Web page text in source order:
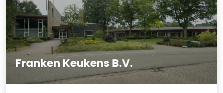
Franken Keukens B.V.